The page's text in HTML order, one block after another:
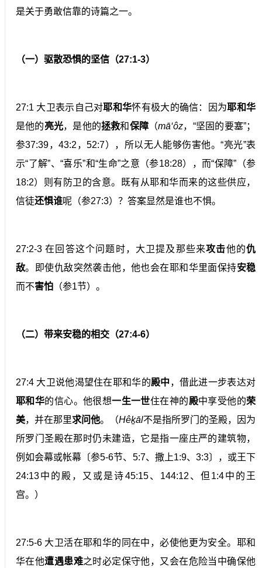
是关于勇敢信靠的诗篇之一。
（一）驱散恐惧的坚信（27:1-3）
27:1 大卫表示自己对耶和华怀有极大的确信：因为耶和华
是他的亮光，是他的拯救和保障 （mā‘ôz，“坚固的要塞”；
参37:39，43:2，52:7），所以无人能够伤害他。“亮光”表
示“了解”、“喜乐”和“生命”之意（参18:28），而“保障”（参
18:2）则有防卫的含意。既有从耶和华而来的这些供应，
信徒还惧谁呢（参27:3）？答案显然是谁也不惧。
27:2-3 在回答这个问题时，大卫提及那些来攻击他的仇
敌。即使仇敌突然袭击他，他也会在耶和华里面保持安稳
而不害怕 （参1节）。
（二）带来安稳的相交（27:4-6）
27:4 大卫说他渴望住在耶和华的殿中 ，借此进一步表达对
耶和华的信心。他很想一生一世住在神的殿中享受他的荣
美，并在那里求问他。（Hêḵāl不是指所罗门的圣殿，因为
所罗门圣殿在那时仍未建造，它是指一座庄严的建筑物，
例如会幕或帐幕〔参5-6节、5:7、撒上1:9、3:3〕，或王下
24:13中的殿，又或是诗45:15、144:12、但1:4中的王
宫。）
27:5-6 大卫活在耶和华的同在中，必使他更为安全。耶和
华在他遭遇患难之时必定保守他，又会在危险当中确保他